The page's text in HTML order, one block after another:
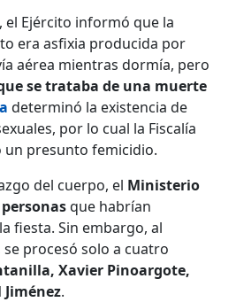
el Ejército informó que la
era asfixia producida por
aérea mientras dormía, pero
se trataba de una muerte
determinó la existencia de
por lo cual la Fiscalía
presunto femicidio.
del cuerpo, el Ministerio
personasque habrían
fiesta. Sin embargo, al
procesó solo a cuatro
Xavier Pinoargote,
Jiménez.